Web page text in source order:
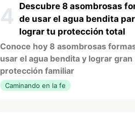
4
Descubre 8 asombrosas
de usar el agua bendita
lograr tu protección total
Conoce hoy 8 asombrosas
usar el agua bendita y lograr gran
protección familiar
Caminando en la fe